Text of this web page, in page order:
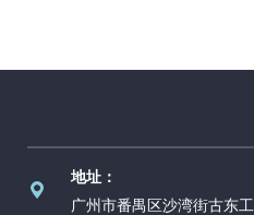
地址：
广州市番禺区沙湾街古东